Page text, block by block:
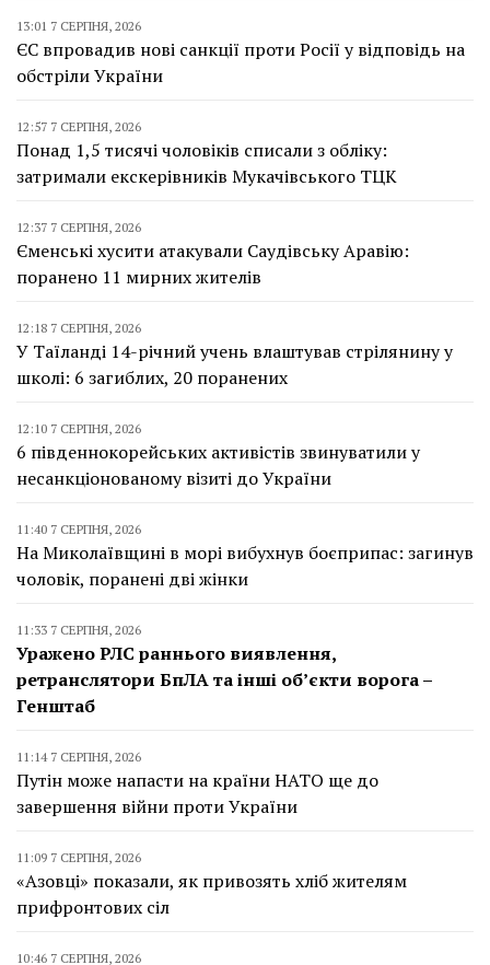
13:01 7 СЕРПНЯ, 2026
ЄС впровадив нові санкції проти Росії у відповідь на
обстріли України
12:57 7 СЕРПНЯ, 2026
Понад 1,5 тисячі чоловіків списали з обліку:
затримали екскерівників Мукачівського ТЦК
12:37 7 СЕРПНЯ, 2026
Єменські хусити атакували Саудівську Аравію:
поранено 11 мирних жителів
12:18 7 СЕРПНЯ, 2026
У Таїланді 14-річний учень влаштував стрілянину у
школі: 6 загиблих, 20 поранених
12:10 7 СЕРПНЯ, 2026
6 південнокорейських активістів звинуватили у
несанкціонованому візиті до України
11:40 7 СЕРПНЯ, 2026
На Миколаївщині в морі вибухнув боєприпас: загинув
чоловік, поранені дві жінки
11:33 7 СЕРПНЯ, 2026
Уражено РЛС раннього виявлення,
ретранслятори БпЛА та інші об’єкти ворога –
Генштаб
11:14 7 СЕРПНЯ, 2026
Путін може напасти на країни НАТО ще до
завершення війни проти України
11:09 7 СЕРПНЯ, 2026
«Азовці» показали, як привозять хліб жителям
прифронтових сіл
10:46 7 СЕРПНЯ, 2026